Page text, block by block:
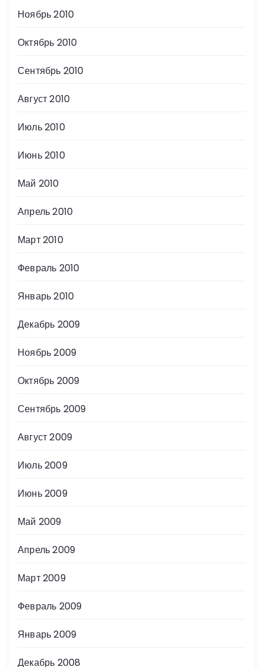
Ноябрь 2010
Октябрь 2010
Сентябрь 2010
Август 2010
Июль 2010
Июнь 2010
Май 2010
Апрель 2010
Март 2010
Февраль 2010
Январь 2010
Декабрь 2009
Ноябрь 2009
Октябрь 2009
Сентябрь 2009
Август 2009
Июль 2009
Июнь 2009
Май 2009
Апрель 2009
Март 2009
Февраль 2009
Январь 2009
Декабрь 2008